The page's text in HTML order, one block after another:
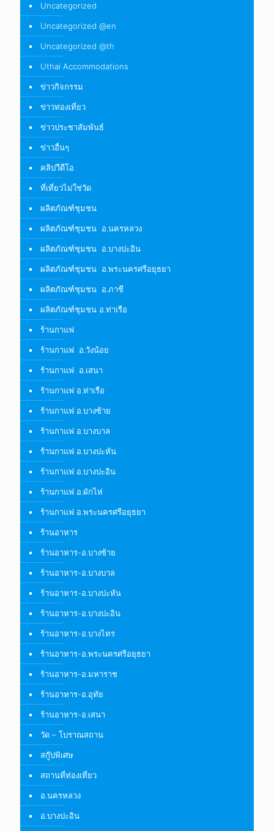
Uncategorized
Uncategorized @en
Uncategorized @th
Uthai Accommodations
ข่าวกิจกรรม
ข่าวท่องเที่ยว
ข่าวประชาสัมพันธ์
ข่าวอื่นๆ
คลิปวีดีโอ
ที่เที่ยวไม่ใช่วัด
ผลิตภัณฑ์ชุมชน
ผลิตภัณฑ์ชุมชน อ.นครหลวง
ผลิตภัณฑ์ชุมชน อ.บางปะอิน
ผลิตภัณฑ์ชุมชน อ.พระนครศรีอยุธยา
ผลิตภัณฑ์ชุมชน อ.ภาชี
ผลิตภัณฑ์ชุมชน อ.ท่าเรือ
ร้านกาแฟ
ร้านกาแฟ อ.วังน้อย
ร้านกาแฟ อ.เสนา
ร้านกาแฟ อ.ท่าเรือ
ร้านกาแฟ อ.บางซ้าย
ร้านกาแฟ อ.บางบาล
ร้านกาแฟ อ.บางปะหัน
ร้านกาแฟ อ.บางปะอิน
ร้านกาแฟ อ.ผักไห่
ร้านกาแฟ อ.พระนครศรีอยุธยา
ร้านอาหาร
ร้านอาหาร-อ.บางซ้าย
ร้านอาหาร-อ.บางบาล
ร้านอาหาร-อ.บางปะหัน
ร้านอาหาร-อ.บางปะอิน
ร้านอาหาร-อ.บางไทร
ร้านอาหาร-อ.พระนครศรีอยุธยา
ร้านอาหาร-อ.มหาราช
ร้านอาหาร-อ.อุทัย
ร้านอาหาร-อ.เสนา
วัด – โบราณสถาน
สกู๊ปพิเศษ
สถานที่ท่องเที่ยว
อ.นครหลวง
อ.บางปะอิน